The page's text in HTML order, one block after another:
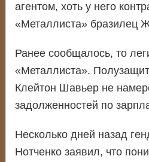
агентом, хоть у него
«Металлиста» бразилец
Ранее сообщалось, то
«Металлиста».
Клейтон Шавьер не
задолженностей по
Несколько дней назад
Нотченко заявил, что